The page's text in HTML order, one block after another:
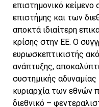
επιστημονικό κείμενο
επιστήμης και των
αποκτά ιδιαίτερη
κρίσης στην ΕΕ. Ο
ευρωσκεπτικιστής
ανάπτυξης,
συστημικής
κυριαρχία των εθνών
διεθνικό –